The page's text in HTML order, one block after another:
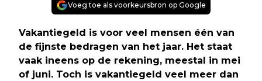
Voeg toe als voorkeursbron op Google
Vakantiegeld is voor veel mensen één van
de fijnste bedragen van het jaar. Het staat
vaak ineens op de rekening, meestal in mei
of juni. Toch is vakantiegeld veel meer dan